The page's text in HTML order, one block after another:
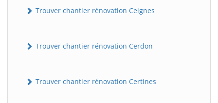
Trouver chantier rénovation Ceignes
Trouver chantier rénovation Cerdon
Trouver chantier rénovation Certines